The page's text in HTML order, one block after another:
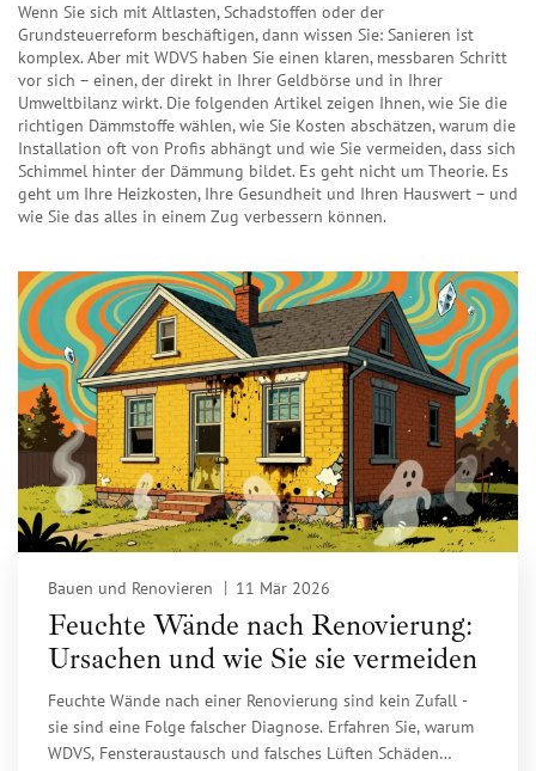
Wenn Sie sich mit Altlasten, Schadstoffen oder der
Grundsteuerreform beschäftigen, dann wissen Sie: Sanieren ist
komplex. Aber mit WDVS haben Sie einen klaren, messbaren Schritt
vor sich – einen, der direkt in Ihrer Geldbörse und in Ihrer
Umweltbilanz wirkt. Die folgenden Artikel zeigen Ihnen, wie Sie die
richtigen Dämmstoffe wählen, wie Sie Kosten abschätzen, warum die
Installation oft von Profis abhängt und wie Sie vermeiden, dass sich
Schimmel hinter der Dämmung bildet. Es geht nicht um Theorie. Es
geht um Ihre Heizkosten, Ihre Gesundheit und Ihren Hauswert – und
wie Sie das alles in einem Zug verbessern können.
Bauen und Renovieren 11 Mär 2026
Feuchte Wände nach Renovierung:
Ursachen und wie Sie sie vermeiden
Feuchte Wände nach einer Renovierung sind kein Zufall -
sie sind eine Folge falscher Diagnose. Erfahren Sie, warum
WDVS, Fensteraustausch und falsches Lüften Schäden